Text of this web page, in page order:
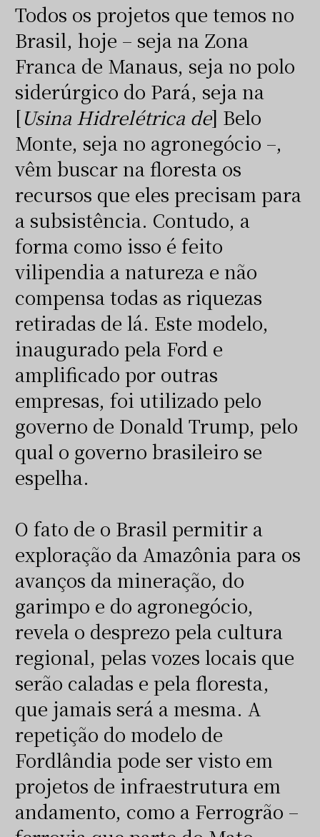
Todos os projetos que temos no
Brasil, hoje – seja na Zona
Franca de Manaus, seja no polo
siderúrgico do Pará, seja na
[Usina Hidrelétrica de] Belo
Monte, seja no agronegócio –,
vêm buscar na floresta os
recursos que eles precisam para
a subsistência. Contudo, a
forma como isso é feito
vilipendia a natureza e não
compensa todas as riquezas
retiradas de lá. Este modelo,
inaugurado pela Ford e
amplificado por outras
empresas, foi utilizado pelo
governo de Donald Trump, pelo
qual o governo brasileiro se
espelha.
O fato de o Brasil permitir a
exploração da Amazônia para os
avanços da mineração, do
garimpo e do agronegócio,
revela o desprezo pela cultura
regional, pelas vozes locais que
serão caladas e pela floresta,
que jamais será a mesma. A
repetição do modelo de
Fordlândia pode ser visto em
projetos de infraestrutura em
andamento, como a Ferrogrão –